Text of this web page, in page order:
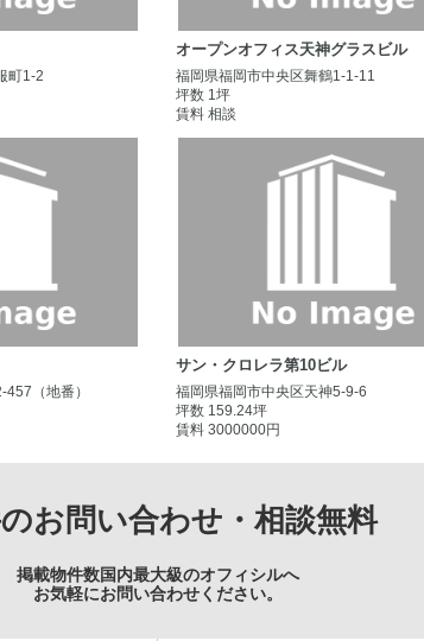
町1-2
オープンオフィス天神グラスビル
福岡県福岡市中央区舞鶴1-1-11
坪数 1坪
賃料 相談
（地番）
サン・クロレラ第10ビル
福岡県福岡市中央区天神5-9-6
坪数 159.24坪
賃料 3000000円
お問い合わせ・相談無料
掲載物件数国内最大級のオフィシルへ
お気軽にお問い合わせください。